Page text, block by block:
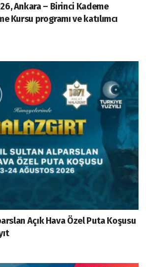
Ankara – Birinci Kademe
Kursu programı ve katılımcı
Açık Hava Özel Puta Koşusu